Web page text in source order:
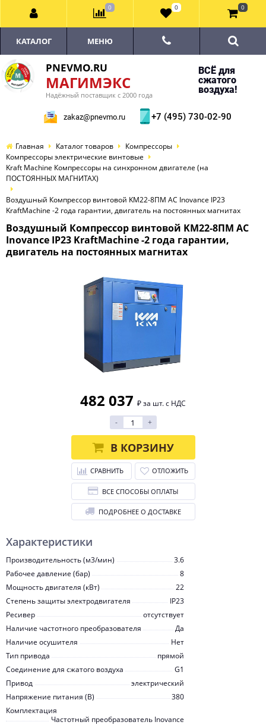
PNEVMO.RU
МАГИМЭКС
Надёжный поставщик с 2000 года
ВСЁ для
сжатого
воздуха!
zakaz@pnevmo.ru +7 (495) 730-02-90
КАТАЛОГ МЕНЮ
Главная Каталог товаров
Компрессоры
Компрессоры электрические винтовые
Kraft Machine Компрессоры на синхронном двигателе (на
ПОСТОЯННЫХ МАГНИТАХ)
Воздушный Компрессор винтовой KM22-8ПМ AC Inovance IP23
KraftMachine -2 года гарантии, двигатель на постоянных магнитах
Воздушный Компрессор винтовой KM22-8ПМ AC
Inovance IP23 KraftMachine -2 года гарантии,
двигатель на постоянных магнитах
Характеристики
Производительность (м3/мин)
3.6
Рабочее давление (бар)
8
Мощность двигателя (кВт)
22
Степень защиты электродвигателя
IP23
Ресивер
отсутствует
Наличие частотного преобразователя
Да
Наличие осушителя
Нет
Тип привода
прямой
Соединение для сжатого воздуха
G1
Привод
электрический
Напряжение питания (В)
380
Комплектация
Частотный преобразователь Inovanсe
482 037 ₽ за шт. с НДС
-
+
В КОРЗИНУ
СРАВНИТЬ ОТЛОЖИТЬ
ВСЕ СПОСОБЫ ОПЛАТЫ
ПОДРОБНЕЕ О ДОСТАВКЕ
0 0 0